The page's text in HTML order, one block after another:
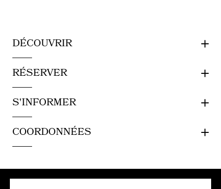
DÉCOUVRIR
RÉSERVER
S'INFORMER
COORDONNÉES